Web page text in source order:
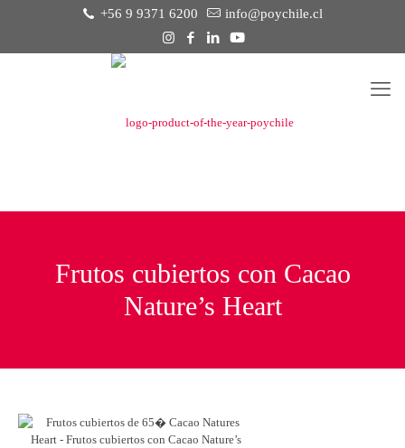
+56 9 9371 6200 info@poychile.cl
Frutos cubiertos con Cacao
Nature’s Heart